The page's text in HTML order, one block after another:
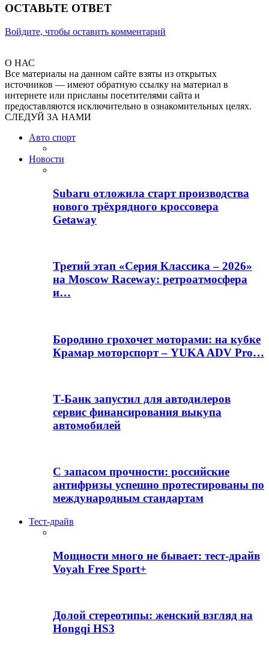
ОСТАВЬТЕ ОТВЕТ
Войдите, чтобы оставить комментарий
О НАС
Все материалы на данном сайте взяты из открытых
источников — имеют обратную ссылку на материал в
интернете или присланы посетителями сайта и
предоставляются исключительно в ознакомительных целях.
СЛЕДУЙ ЗА НАМИ
Авто спорт
Новости
Subaru отложила старт производства
нового трёхрядного кроссовера
Getaway
Третий этап «Серия Классика – 2026»
на Moscow Raceway: ретроатмосфера
и…
Бородино грохочет моторами: на кубке
Крамар моторспорт – YUKA ADV Pro…
Т-Банк запустил для автодилеров
сервис финансирования выкупа
автомобилей
С запасом прочности: российские
антифризы успешно протестированы по
международным стандартам
Тест-драйв
Мощности много не бывает: тест-драйв
Voyah Free Sport+
Долой стереотипы: женский взгляд на
Hongqi HS3